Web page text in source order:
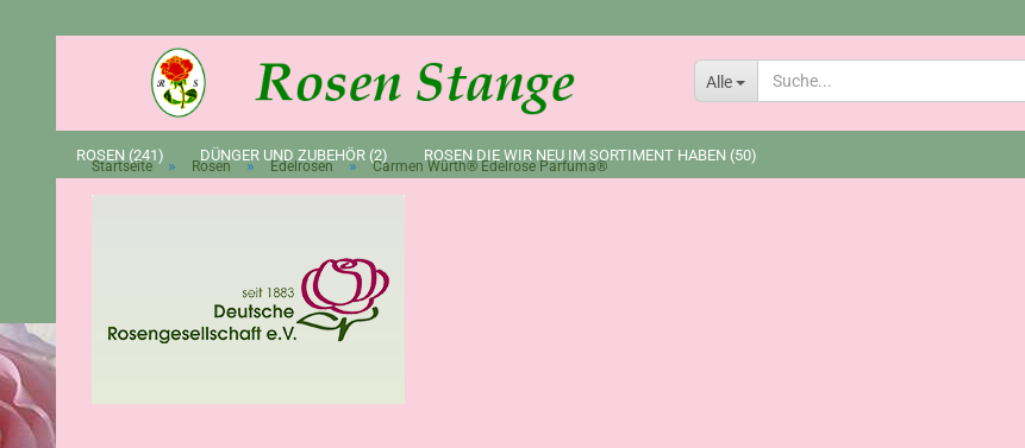
Alle
ROSEN (241) DÜNGER UND ZUBEHÖR (2) ROSEN DIE WIR NEU IM SORTIMENT HABEN (50)
Startseite » Rosen » Edelrosen » Carmen Würth® Edelrose Parfuma®